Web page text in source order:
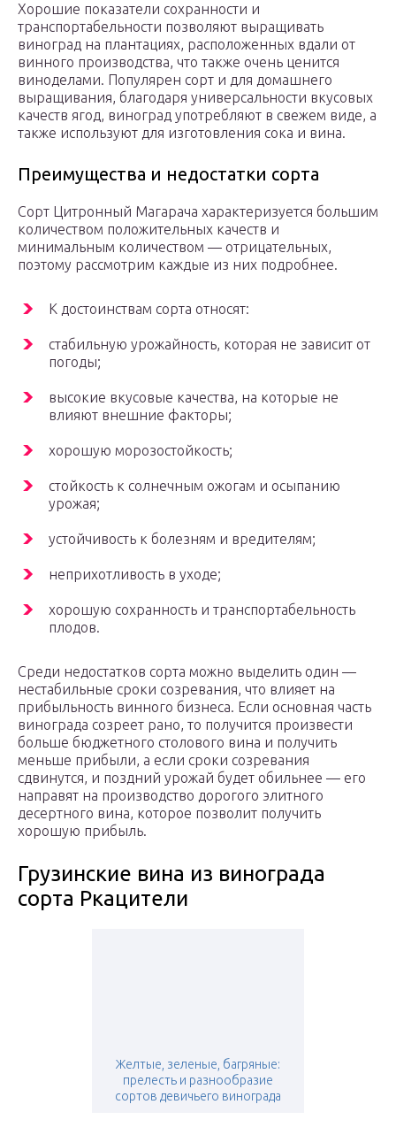
Хорошие показатели сохранности и
транспортабельности позволяют выращивать
виноград на плантациях, расположенных вдали от
винного производства, что также очень ценится
виноделами. Популярен сорт и для домашнего
выращивания, благодаря универсальности вкусовых
качеств ягод, виноград употребляют в свежем виде, а
также используют для изготовления сока и вина.
Преимущества и недостатки сорта
Сорт Цитронный Магарача характеризуется большим
количеством положительных качеств и
минимальным количеством — отрицательных,
поэтому рассмотрим каждые из них подробнее.
К достоинствам сорта относят:
стабильную урожайность, которая не зависит от
погоды;
высокие вкусовые качества, на которые не
влияют внешние факторы;
хорошую морозостойкость;
стойкость к солнечным ожогам и осыпанию
урожая;
устойчивость к болезням и вредителям;
неприхотливость в уходе;
хорошую сохранность и транспортабельность
плодов.
Среди недостатков сорта можно выделить один —
нестабильные сроки созревания, что влияет на
прибыльность винного бизнеса. Если основная часть
винограда созреет рано, то получится произвести
больше бюджетного столового вина и получить
меньше прибыли, а если сроки созревания
сдвинутся, и поздний урожай будет обильнее — его
направят на производство дорогого элитного
десертного вина, которое позволит получить
хорошую прибыль.
Грузинские вина из винограда
сорта Ркацители
Желтые, зеленые, багряные:
прелесть и разнообразие
сортов девичьего винограда